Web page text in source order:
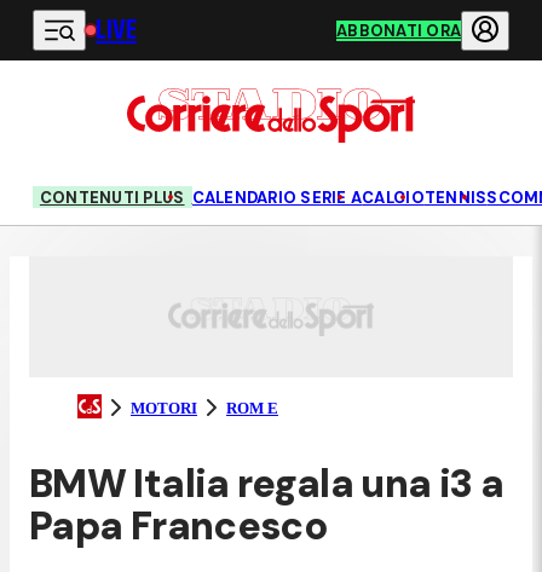
Vai al contenuto principale
LIVE ABBONATI ORA
CONTENUTI PLUS CALENDARIO SERIE ACALCIOTENNIS
MOTORI ROM E
BMW Italia regala una i3 a
Papa Francesco